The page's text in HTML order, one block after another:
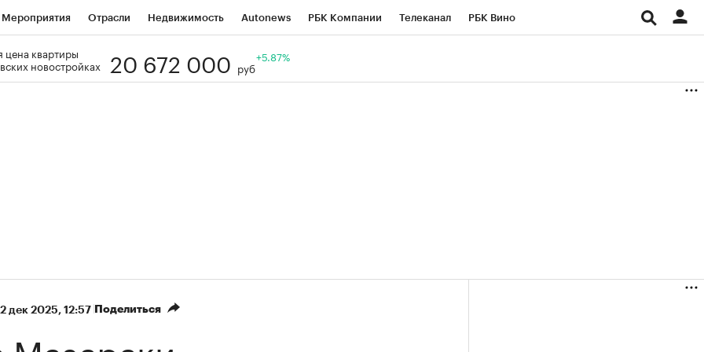
Мероприятия Отрасли Недвижимость Autonews РБК Компании Телеканал РБК Вино
Визионеры
цена квартиры
новостройках
20 672 000 руб
+5.87%
дек 2025, 12:57 Поделиться